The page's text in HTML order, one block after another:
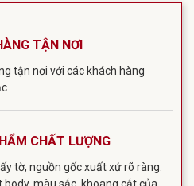
TẬN NƠI
tận nơi với các khách hàng
CHẤT LƯỢNG
tờ, nguồn gốc xuất xứ rõ ràng.